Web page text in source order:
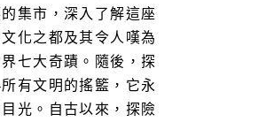
集市，深入了解這座
化之都及其令人嘆為
七大奇蹟。隨後，探
有文明的搖籃，它永
光。自古以來，探險